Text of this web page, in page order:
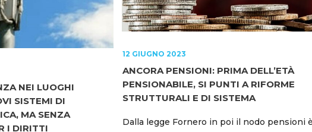
12 GIUGNO 2023
ANCORA PENSIONI: PRIMA DELL’ETÀ
PENSIONABILE, SI PUNTI A RIFORME
STRUTTURALI E DI SISTEMA
Dalla legge Fornero in poi il nodo pensioni è
NEI LUOGHI
SISTEMI DI
MA SENZA
I DIRITTI